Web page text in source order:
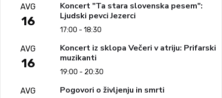
AVG
16
Koncert "Ta stara slovenska pesem":
Ljudski pevci Jezerci
17:00 - 18:30
AVG
16
Koncert iz sklopa Večeri v atriju: Prifarski
muzikanti
19:00 - 20:30
AVG Pogovori o življenju in smrti